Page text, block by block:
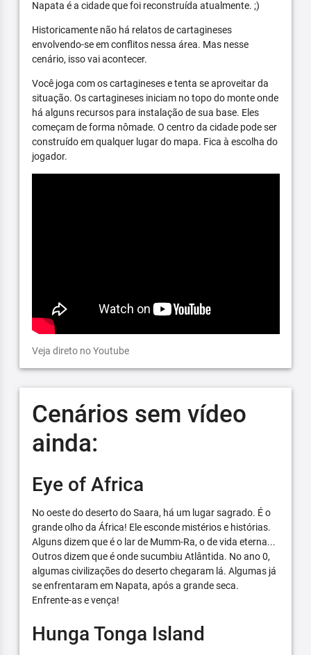
Napata é a cidade que foi reconstruída atualmente. ;)
Historicamente não há relatos de cartagineses
envolvendo-se em conflitos nessa área. Mas nesse
cenário, isso vai acontecer.
Você joga com os cartagineses e tenta se aproveitar da
situação. Os cartagineses iniciam no topo do monte onde
há alguns recursos para instalação de sua base. Eles
começam de forma nômade. O centro da cidade pode ser
construído em qualquer lugar do mapa. Fica à escolha do
jogador.
Veja direto no Youtube
Cenários sem vídeo
ainda:
Eye of Africa
No oeste do deserto do Saara, há um lugar sagrado. É o
grande olho da África! Ele esconde mistérios e histórias.
Alguns dizem que é o lar de Mumm-Ra, o de vida eterna...
Outros dizem que é onde sucumbiu Atlântida. No ano 0,
algumas civilizações do deserto chegaram lá. Algumas já
se enfrentaram em Napata, após a grande seca.
Enfrente-as e vença!
Hunga Tonga Island